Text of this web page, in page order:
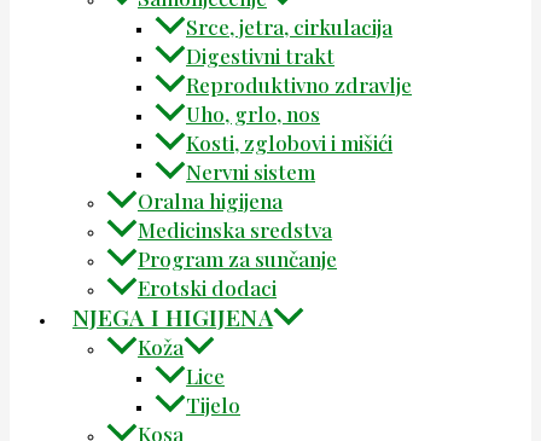
Srce, jetra, cirkulacija
Digestivni trakt
Reproduktivno zdravlje
Uho, grlo, nos
Kosti, zglobovi i mišići
Nervni sistem
Oralna higijena
Medicinska sredstva
Program za sunčanje
Erotski dodaci
NJEGA I HIGIJENA
Koža
Lice
Tijelo
Kosa